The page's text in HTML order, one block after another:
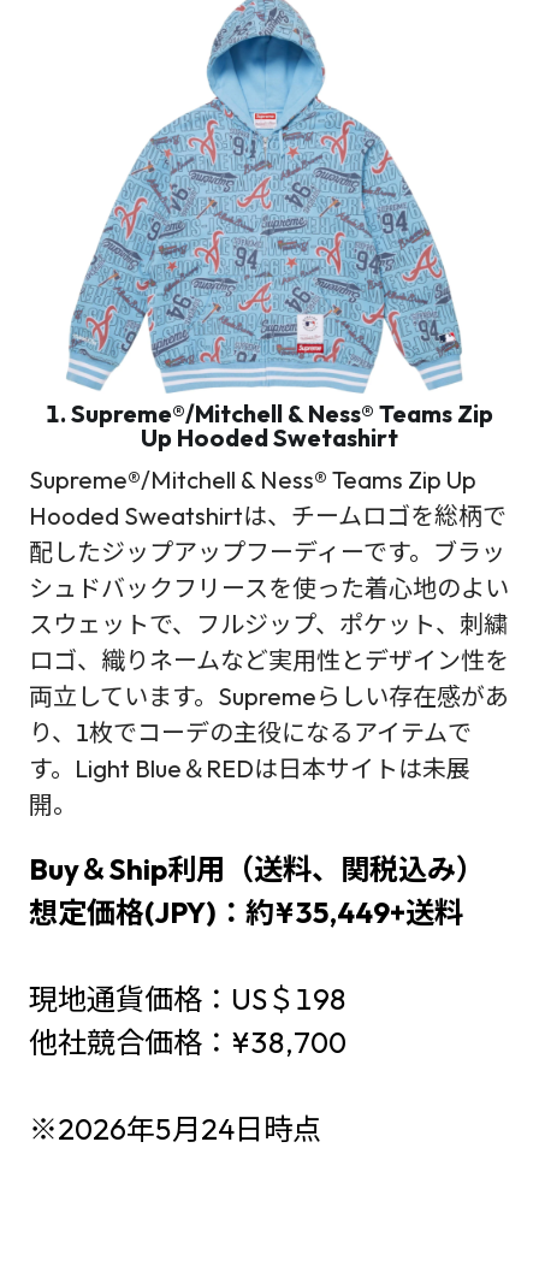
1. Supreme®/Mitchell & Ness® Teams Zip
Up Hooded Swetashirt
Supreme®/Mitchell & Ness® Teams Zip Up
Hooded Sweatshirtは、チームロゴを総柄で
配したジップアップフーディーです。ブラッ
シュドバックフリースを使った着心地のよい
スウェットで、フルジップ、ポケット、刺繍
ロゴ、織りネームなど実用性とデザイン性を
両立しています。Supremeらしい存在感があ
り、1枚でコーデの主役になるアイテムで
す。Light Blue＆REDは日本サイトは未展
開。
Buy＆Ship利用（送料、関税込み）
想定価格(JPY)：約¥35,449+送料
現地通貨価格：US＄198
他社競合価格：¥38,700
※2026年5月24日時点